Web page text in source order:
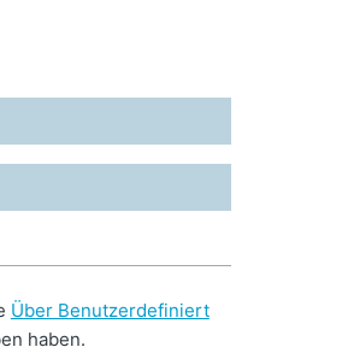
Über Benutzerdefiniert
haben.